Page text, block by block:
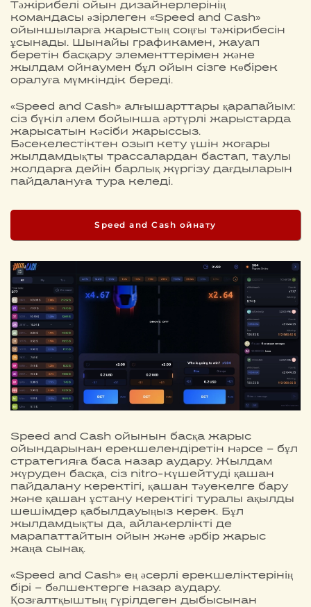
Тәжірибелі ойын дизайнерлерінің
командасы әзірлеген «Speed and Cash»
ойыншыларға жарыстың соңғы тәжірибесін
ұсынады. Шынайы графикамен, жауап
беретін басқару элементтерімен және
жылдам ойнаумен бұл ойын сізге көбірек
оралуға мүмкіндік береді.
«Speed and Cash» алғышарттары қарапайым:
сіз бүкіл әлем бойынша әртүрлі жарыстарда
жарысатын кәсіби жарыссыз.
Бәсекелестіктен озып кету үшін жоғары
жылдамдықты трассалардан бастап, таулы
жолдарға дейін барлық жүргізу дағдыларын
пайдалануға тура келеді.
Speed and Cash ойнату
Speed and Cash ойынын басқа жарыс
ойындарынан ерекшелендіретін нәрсе – бұл
стратегияға баса назар аудару. Жылдам
жүруден басқа, сіз nitro-күшейтуді қашан
пайдалану керектігі, қашан тәуекелге бару
және қашан ұстану керектігі туралы ақылды
шешімдер қабылдауыңыз керек. Бұл
жылдамдықты да, айлакерлікті де
марапаттайтын ойын және әрбір жарыс
жаңа сынақ.
«Speed and Cash» ең әсерлі ерекшеліктерінің
бірі – бөлшектерге назар аудару.
Қозғалтқыштың гүрілдеген дыбысынан